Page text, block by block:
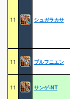
11 シュガラカサ
11 プルフニエン
11 サンゲ-NT